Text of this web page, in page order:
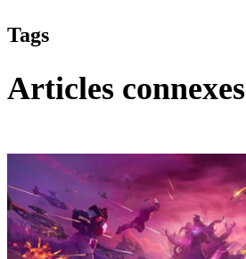
Tags
Articles connexes